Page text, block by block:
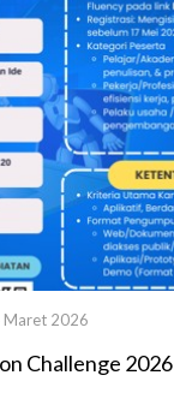
Maret 2026
Challenge 2026